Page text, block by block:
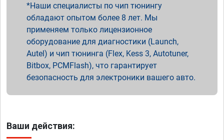
Наши специалисты по чип тюнингу
обладают опытом более 8 лет. Мы
применяем только лицензионное
оборудование для диагностики (Launch,
Autel) и чип тюнинга (Flex, Kess 3, Autotuner,
Bitbox, PCMFlash), что гарантирует
безопасность для электроники вашего авто.
Ваши действия: